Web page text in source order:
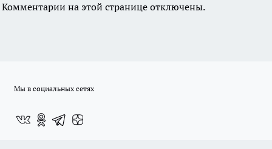
Комментарии на этой странице отключены.
Мы в социальных сетях